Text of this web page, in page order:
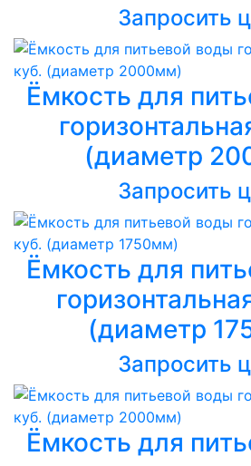
Запросить
Ёмкость для
(диаметр
Запросить
Ёмкость для
(диаметр
Запросить
Ёмкость для